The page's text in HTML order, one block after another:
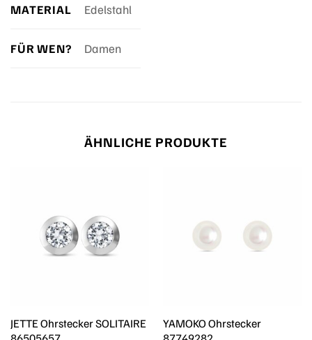
MATERIAL Edelstahl
FÜR WEN? Damen
ÄHNLICHE PRODUKTE
JETTE Ohrstecker SOLITAIRE
YAMOKO Ohrstecker